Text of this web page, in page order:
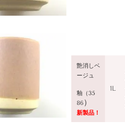
艶消しベ
ージュ
釉（35
86）
新製品！
1L